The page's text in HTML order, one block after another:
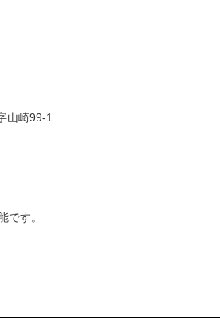
山崎99-1
です。